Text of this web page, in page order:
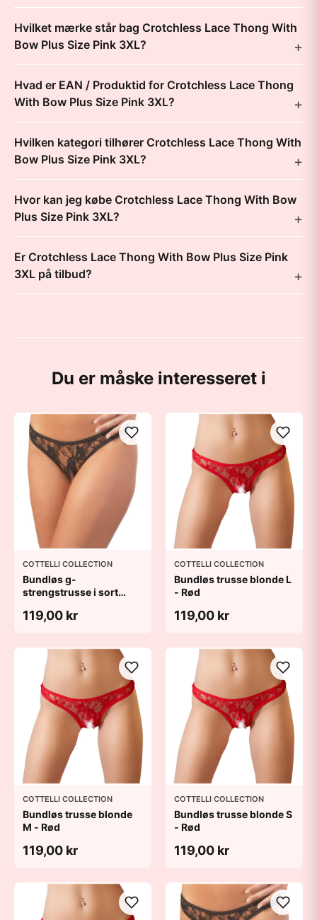
Hvilket mærke står bag Crotchless Lace Thong With
Bow Plus Size Pink 3XL?
Hvad er EAN / Produktid for Crotchless Lace Thong
With Bow Plus Size Pink 3XL?
Hvilken kategori tilhører Crotchless Lace Thong With
Bow Plus Size Pink 3XL?
Hvor kan jeg købe Crotchless Lace Thong With Bow
Plus Size Pink 3XL?
Er Crotchless Lace Thong With Bow Plus Size Pink
3XL på tilbud?
Du er måske interesseret i
COTTELLI COLLECTION
Bundløs g-
strengstrusse i sort
119,00 kr
COTTELLI COLLECTION
Bundløs trusse blonde L
- Rød
119,00 kr
COTTELLI COLLECTION
Bundløs trusse blonde
M - Rød
119,00 kr
COTTELLI COLLECTION
Bundløs trusse blonde S
- Rød
119,00 kr